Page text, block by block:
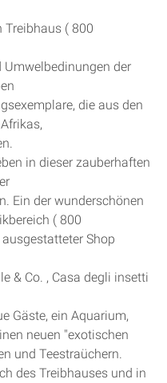
Treibhaus ( 800
der
die aus den
in dieser zauberhaften
Ein der wunderschönen
( 800
Shop
Gäste, ein Aquarium,
neuen "exotischen
und Teestraüchern.
des Treibhauses und in